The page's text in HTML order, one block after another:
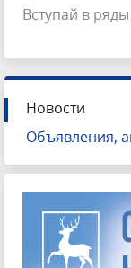
Вступай в
Новости
Объявления,